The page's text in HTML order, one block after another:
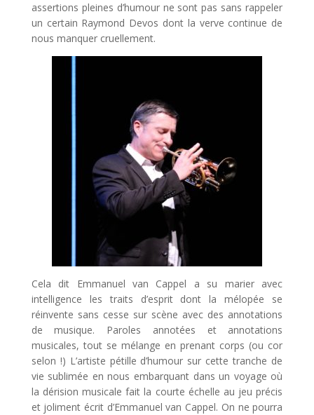
assertions pleines d’humour ne sont pas sans rappeler
un certain Raymond Devos dont la verve continue de
nous manquer cruellement.
Cela dit Emmanuel van Cappel a su marier avec
intelligence les traits d’esprit dont la mélopée se
réinvente sans cesse sur scène avec des annotations
de musique. Paroles annotées et annotations
musicales, tout se mélange en prenant corps (ou cor
selon !) L’artiste pétille d’humour sur cette tranche de
vie sublimée en nous embarquant dans un voyage où
la dérision musicale fait la courte échelle au jeu précis
et joliment écrit d’Emmanuel van Cappel. On ne pourra